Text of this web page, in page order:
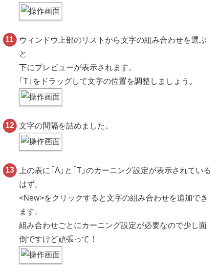
ウィンドウ上部のリストから文字の組み合わせを選ぶ
と
下にプレビューが表示されます。
「T」をドラッグして文字の位置を調整しましょう。
文字の間隔を詰めました。
上の表に「A」と「T」のカーニング設定が表示されている
はず。
<New>をクリックすると文字の組み合わせを追加でき
ます。
組み合わせごとにカーニング設定が必要なので少し面
倒ですけど頑張って！